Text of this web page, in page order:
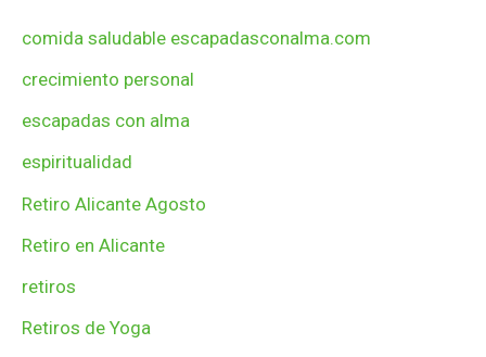
comida saludable escapadasconalma.com
crecimiento personal
escapadas con alma
espiritualidad
Retiro Alicante Agosto
Retiro en Alicante
retiros
Retiros de Yoga